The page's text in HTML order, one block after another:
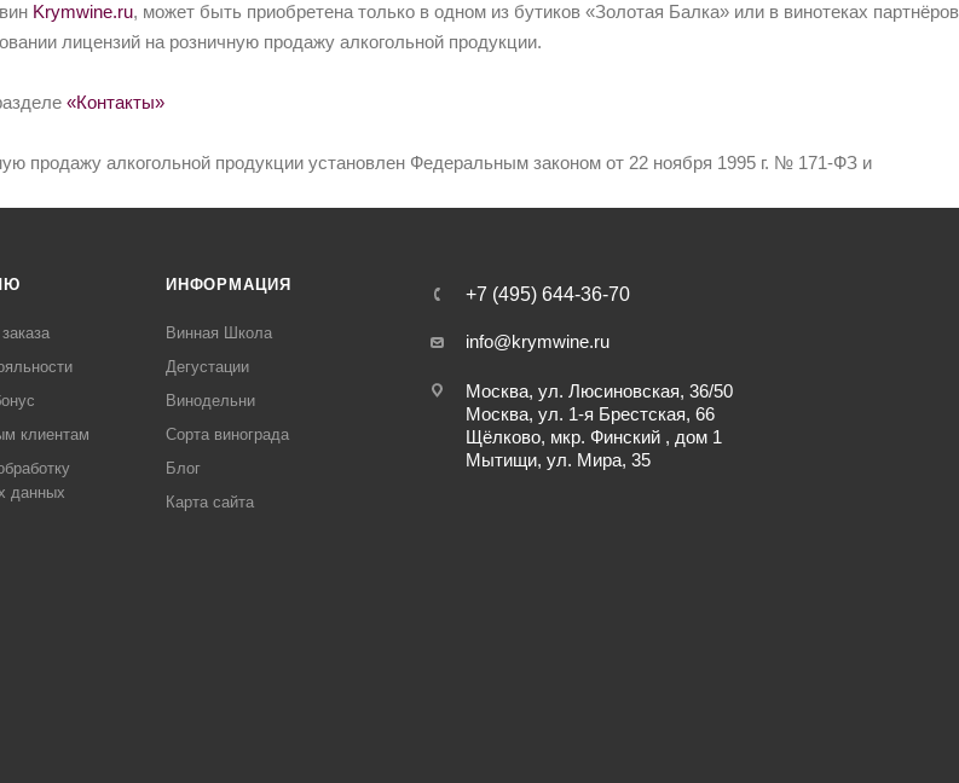
Krymwine.ru, может быть приобретена только в одном из бутиков «Золотая Балка» или в винотеках партнёров
лицензий на розничную продажу алкогольной продукции.
«Контакты»
продажу алкогольной продукции установлен Федеральным законом от 22 ноября 1995 г. № 171-ФЗ и
клиентам
данных
ИНФОРМАЦИЯ
Винная Школа
Дегустации
Винодельни
Сорта винограда
Блог
Карта сайта
+7 (495) 644-36-70
info@krymwine.ru
Москва, ул. Люсиновская, 36/50
Москва, ул. 1-я Брестская, 66
Щёлково, мкр. Финский , дом 1
Мытищи, ул. Мира, 35